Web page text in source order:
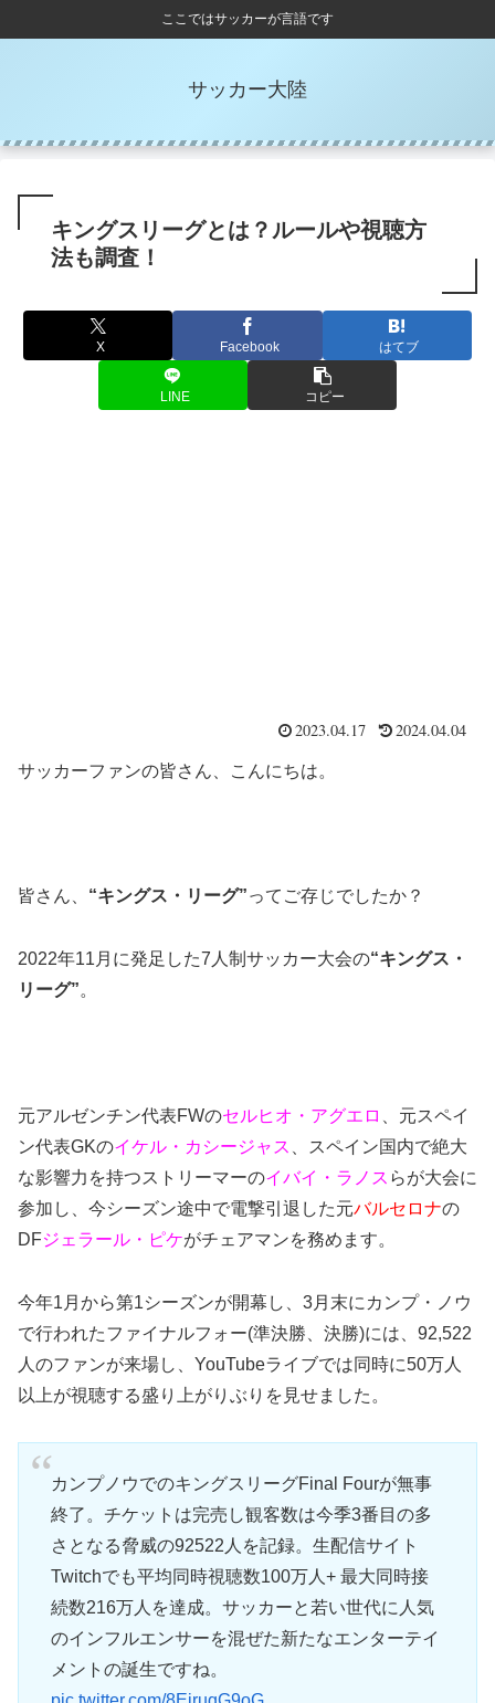
ここではサッカーが言語です
サッカー大陸
キングスリーグとは？ルールや視聴方
法も調査！
X Facebook はてブ
LINE コピー
2023.04.17 2024.04.04
サッカーファンの皆さん、こんにちは。
皆さん、 “キングス・リーグ”ってご存じでしたか？
2022年11月に発足した7人制サッカー大会の“キングス・
リーグ”。
元アルゼンチン代表FWのセルヒオ・アグエロ
、元スペイ
ン代表GKのイケル・カシージャス
、スペイン国内で絶大
な影響力を持つストリーマーのイバイ・ラノス らが大会に
参加し、今シーズン途中で電撃引退した元バルセロナの
DFジェラール・ピケがチェアマンを務めます。
今年1月から第1シーズンが開幕し、3月末にカンプ・ノウ
で行われたファイナルフォー(準決勝、決勝)には、92,522
人のファンが来場し、YouTubeライブでは同時に50万人
以上が視聴する盛り上がりぶりを見せました。
カンプノウでのキングスリーグFinal Fourが無事
終了。チケットは完売し観客数は今季3番目の多
さとなる脅威の92522人を記録。生配信サイト
Twitchでも平均同時視聴数100万人+ 最大同時接
続数216万人を達成。サッカーと若い世代に人気
のインフルエンサーを混ぜた新たなエンターテイ
メントの誕生ですね。